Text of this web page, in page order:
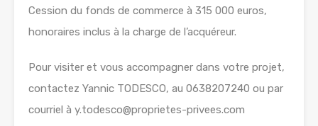
Cession du fonds de commerce à 315 000 euros,
honoraires inclus à la charge de l’acquéreur.
Pour visiter et vous accompagner dans votre projet,
contactez Yannic TODESCO, au 0638207240 ou par
courriel à y.todesco@proprietes-privees.com